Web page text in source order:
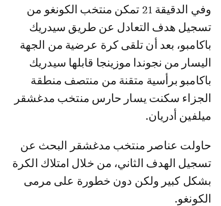
وفي الدقيقة 21 تمكن منتخب الكونغو من
تسجيل هدف التعادل عن طريق سيدريك
باكامبو، بعد أن تلقى كرة عرضية من الجهة
اليسار من نجوندا موزينجا قابلها سيدريك
باكامبو برأسية متقنة من منتصف منطقة
الجزاء سكنت يسار حارس منتخب مدغشقر
ميلفين أدريان.
حاولت عناصر منتخب مدغشقر البحث عن
تسجيل الهدف الثاني، من خلال امتلاك الكرة
بشكل كبير ولكن دون خطورة على مرمى
الكونغو.